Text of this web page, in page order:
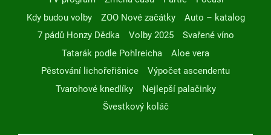
Kdy budou volby
ZOO Nové začátky
Auto – katalog
7 pádů Honzy Dědka
Volby 2025
Svařené víno
Tatarák podle Pohlreicha
Aloe vera
Pěstování lichořeřišnice
Výpočet ascendentu
Tvarohové knedlíky
Nejlepší palačinky
Švestkový koláč